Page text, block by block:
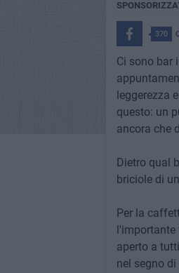
370
Ci sono bar
leggerezza
questo: un
ancora che
Dietro qual
briciole di
Per la
l'importante
aperto a
nel segno